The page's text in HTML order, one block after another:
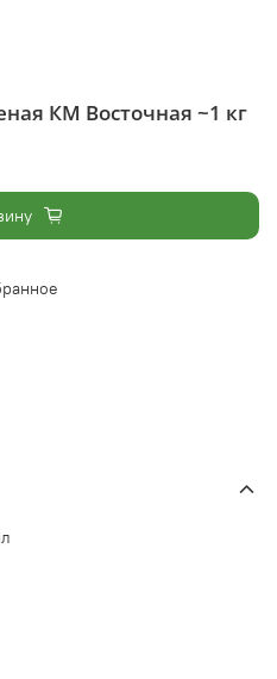
КМ Восточная ~1 кг